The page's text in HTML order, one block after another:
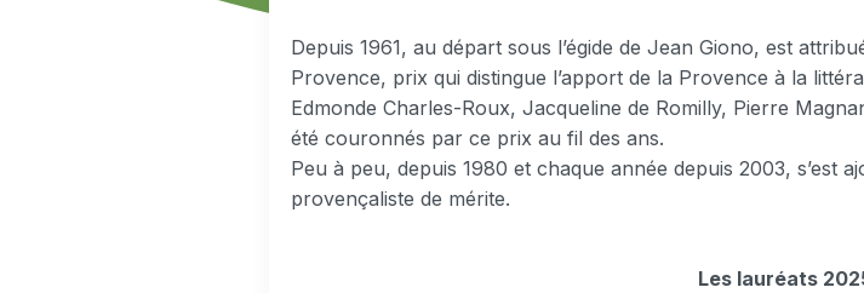
Depuis 1961, au départ sous l’égide de Jean Giono, est
Provence, prix qui distingue l’apport de la Provence à la
Edmonde Charles-Roux, Jacqueline de Romilly, Pierre
été couronnés par ce prix au fil des ans.
Peu à peu, depuis 1980 et chaque année depuis 2003, s’est
provençaliste de mérite.
Les lauréats